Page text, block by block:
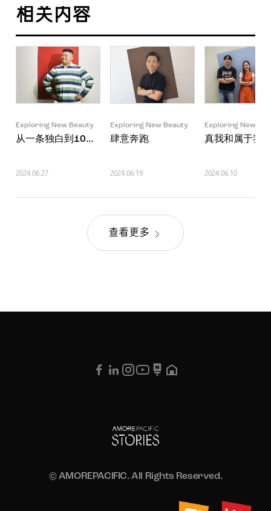
相关内容
Exploring New Beauty
从一条独白到10万点击量
2024.06.27
Exploring New Beauty
肆意奔跑
2024.06.19
Exploring New
真我和属于我
2024.06.10
查看更多
© AMOREPACIFIC. All Rights Reserved.